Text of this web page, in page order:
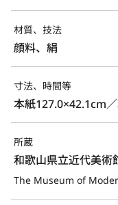
材質、技法
顔料、絹
寸法、時間等
本紙127.0×42.1cm
所蔵
和歌山県立近代美術
The Museum of